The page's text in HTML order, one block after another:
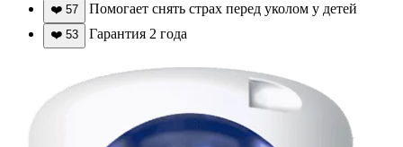
❤️ 57 Помогает снять страх перед уколом у детей
❤️ 53 Гарантия 2 года